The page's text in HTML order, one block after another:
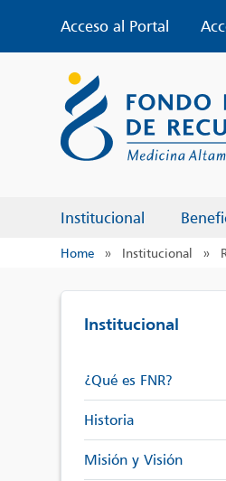
content
Acceso al Portal
Institucional
Home » Institucional »
Institucional
¿Qué es FNR?
Historia
Misión y Visión